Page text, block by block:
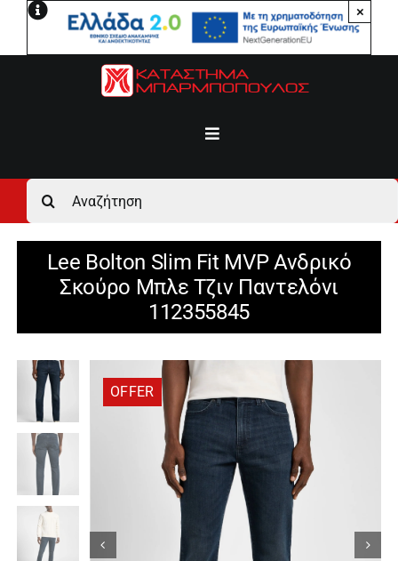
Μετάβαση
×
Toggle
Αρχική
Ανδρικά
Γυναικεία
Αγόρι
Κορίτσι
Εσώρουχα
Είδη Παρέλασης
Αναζήτηση
για:
Lee Bolton Slim Fit MVP Ανδρικό
Σκούρο Μπλε Τζιν Παντελόνι
112355845
OFFER